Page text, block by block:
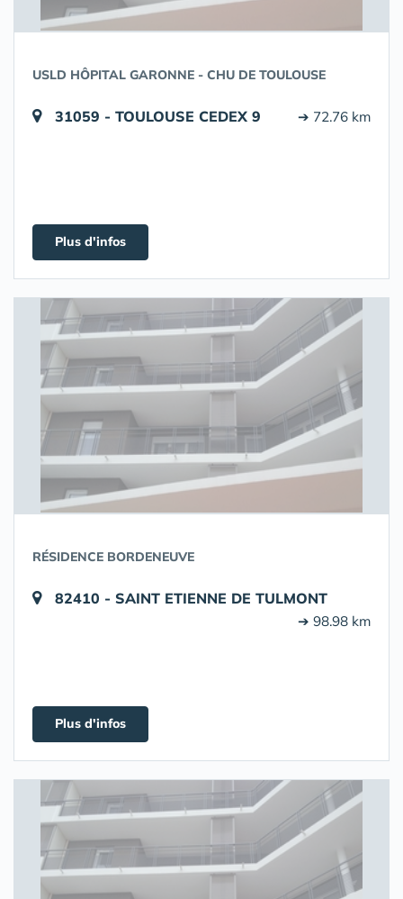
USLD HÔPITAL GARONNE - CHU DE TOULOUSE
31059 - TOULOUSE CEDEX 9 ➔ 72.76 km
Plus d'infos
RÉSIDENCE BORDENEUVE
82410 - SAINT ETIENNE DE TULMONT
➔ 98.98 km
Plus d'infos